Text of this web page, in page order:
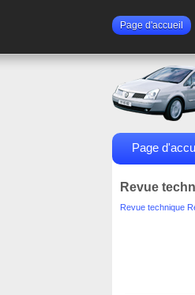
Page d'accueil
Page
Revue
Revue technique